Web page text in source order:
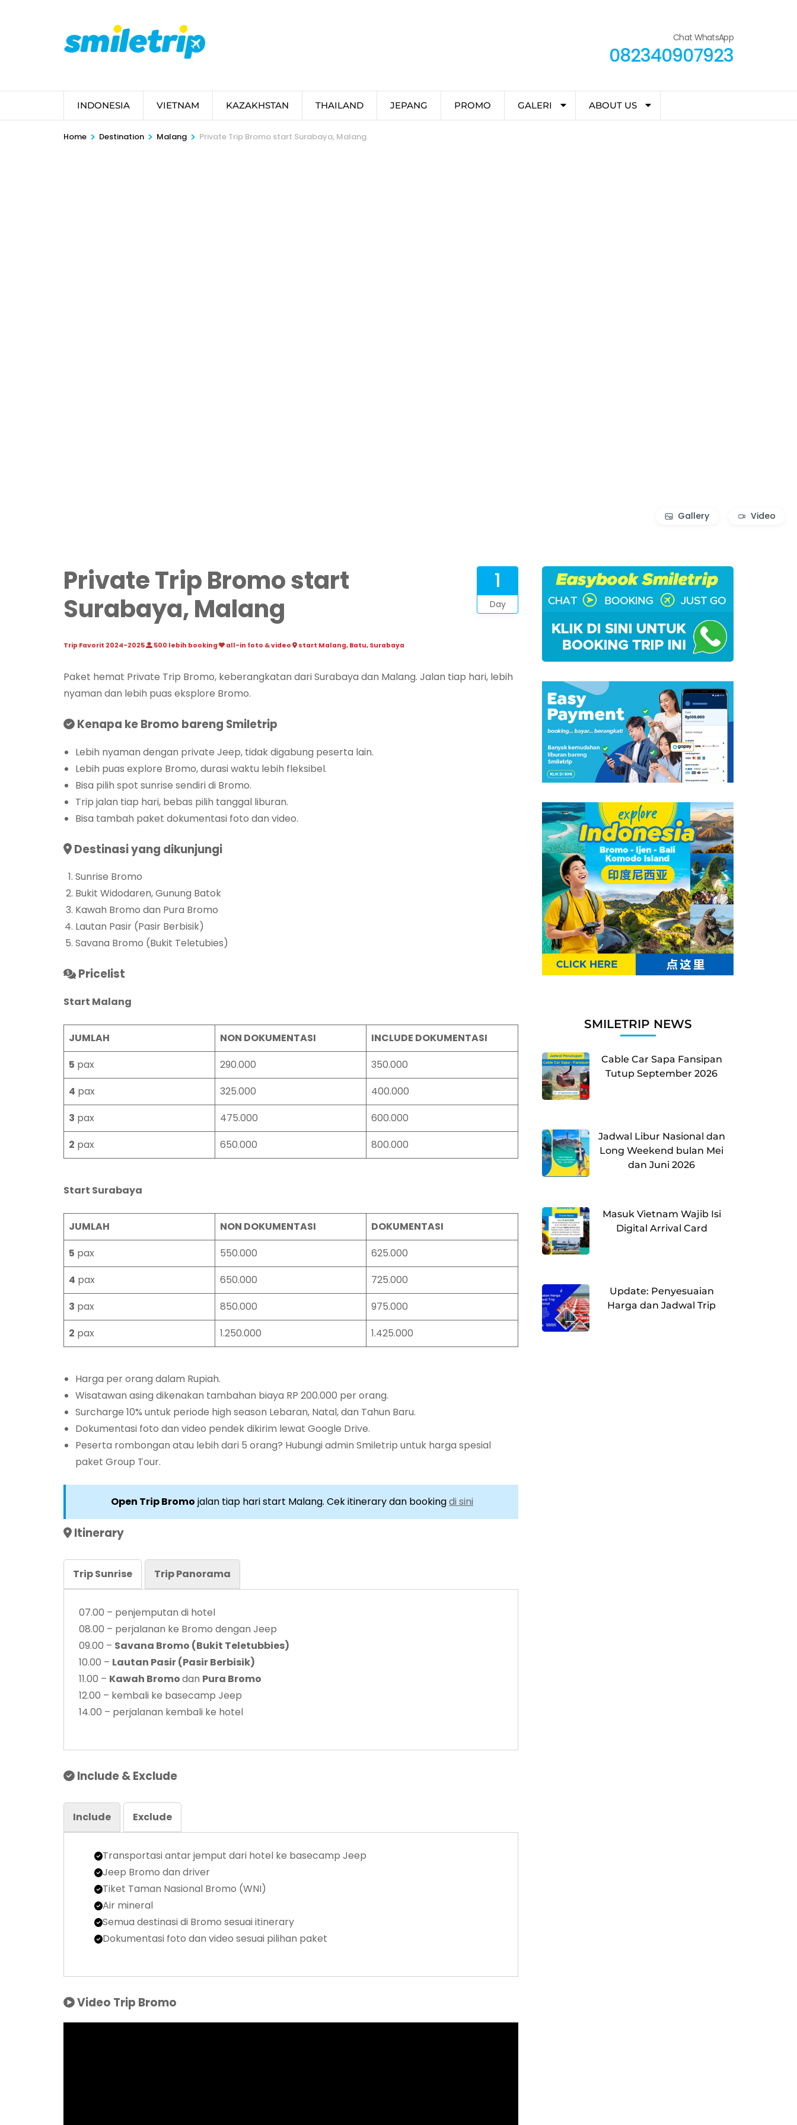
Chat WhatsApp
082340907923
INDONESIA VIETNAM KAZAKHSTAN THAILAND JEPANG PROMO GALERI ABOUT US
Home > Destination > Malang > Private Trip Bromo start Surabaya, Malang
Gallery Video
Private Trip Bromo start
Surabaya, Malang
1
Day
Trip Favorit 2024-2025 500 lebih booking all-in foto & video start Malang, Batu, Surabaya
Paket hemat Private Trip Bromo, keberangkatan dari Surabaya dan Malang. Jalan tiap hari, lebih
nyaman dan lebih puas eksplore Bromo.
Kenapa ke Bromo bareng Smiletrip
Lebih nyaman dengan private Jeep, tidak digabung peserta lain.
Lebih puas explore Bromo, durasi waktu lebih fleksibel.
Bisa pilih spot sunrise sendiri di Bromo.
Trip jalan tiap hari, bebas pilih tanggal liburan.
Bisa tambah paket dokumentasi foto dan video.
Destinasi yang dikunjungi
Sunrise Bromo
Bukit Widodaren, Gunung Batok
Kawah Bromo dan Pura Bromo
Lautan Pasir (Pasir Berbisik)
Savana Bromo (Bukit Teletubies)
Pricelist
Start Malang
JUMLAH NON DOKUMENTASI
INCLUDE DOKUMENTASI
5 pax 290.000
350.000
4 pax 325.000
400.000
3 pax 475.000
600.000
2 pax 650.000 800.000
Start Surabaya
JUMLAH NON DOKUMENTASI
DOKUMENTASI
5 pax 550.000
625.000
4 pax 650.000
725.000
3 pax 850.000
975.000
2 pax 1.250.000 1.425.000
Harga per orang dalam Rupiah.
Wisatawan asing dikenakan tambahan biaya RP 200.000 per orang.
Surcharge 10% untuk periode high season Lebaran, Natal, dan Tahun Baru.
Dokumentasi foto dan video pendek dikirim lewat Google Drive.
Peserta rombongan atau lebih dari 5 orang? Hubungi admin Smiletrip untuk harga spesial
paket Group Tour.
Open Trip Bromo jalan tiap hari start Malang. Cek itinerary dan bookingdi sini
Itinerary
Trip Sunrise Trip Panorama
07.00 – penjemputan di hotel
08.00 – perjalanan ke Bromo dengan Jeep
09.00 – Savana Bromo (Bukit Teletubbies)
10.00 – Lautan Pasir (Pasir Berbisik)
11.00 – Kawah Bromodan Pura Bromo
12.00 – kembali ke basecamp Jeep
14.00 – perjalanan kembali ke hotel
Include & Exclude
Include Exclude
Transportasi antar jemput dari hotel ke basecamp Jeep
Jeep Bromo dan driver
Tiket Taman Nasional Bromo (WNI)
Air mineral
Semua destinasi di Bromo sesuai itinerary
Dokumentasi foto dan video sesuai pilihan paket
Video Trip Bromo
SMILETRIP NEWS
Cable Car Sapa Fansipan
Tutup September 2026
Jadwal Libur Nasional dan
Long Weekend bulan Mei
dan Juni 2026
Masuk Vietnam Wajib Isi
Digital Arrival Card
Update: Penyesuaian
Harga dan Jadwal Trip